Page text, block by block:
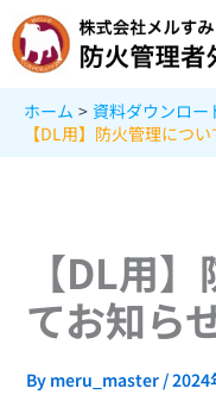
容
を
ホーム
資料ダウンロー
【DL用】防火管理につ
【DL用
てお知ら
By meru_master /2024